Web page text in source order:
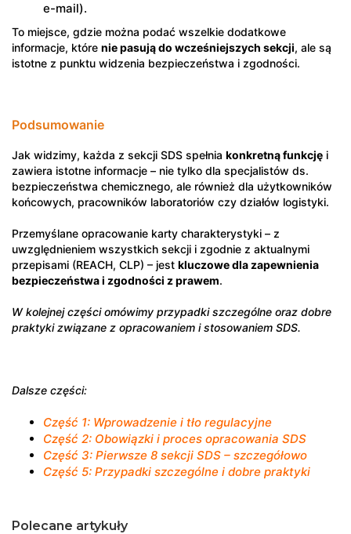
e-mail).
To miejsce, gdzie można podać wszelkie dodatkowe
informacje, które nie pasują do wcześniejszych sekcji, ale są
istotne z punktu widzenia bezpieczeństwa i zgodności.
Podsumowanie
Jak widzimy, każda z sekcji SDS spełnia konkretną funkcję i
zawiera istotne informacje – nie tylko dla specjalistów ds.
bezpieczeństwa chemicznego, ale również dla użytkowników
końcowych, pracowników laboratoriów czy działów logistyki.
Przemyślane opracowanie karty charakterystyki – z
uwzględnieniem wszystkich sekcji i zgodnie z aktualnymi
przepisami (REACH, CLP) – jest kluczowe dla zapewnienia
bezpieczeństwa i zgodności z prawem.
W kolejnej części omówimy przypadki szczególne oraz dobre
praktyki związane z opracowaniem i stosowaniem SDS.
Dalsze części:
Część 1: Wprowadzenie i tło regulacyjne
Część 2: Obowiązki i proces opracowania SDS
Część 3: Pierwsze 8 sekcji SDS – szczegółowo
Część 5: Przypadki szczególne i dobre praktyki
Polecane artykuły